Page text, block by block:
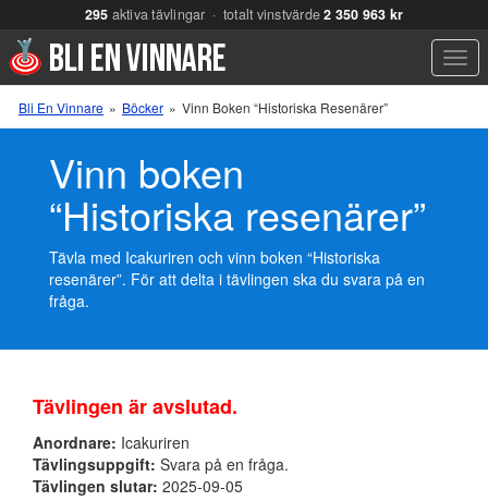
295 aktiva tävlingar · totalt vinstvärde2 350 963 kr
Bli En Vinnare » Böcker » Vinn Boken “Historiska Resenärer”
Vinn boken
“Historiska resenärer”
Tävla med Icakuriren och vinn boken “Historiska
resenärer”. För att delta i tävlingen ska du svara på en
fråga.
Tävlingen är avslutad.
Anordnare: Icakuriren
Tävlingsuppgift: Svara på en fråga.
Tävlingen slutar: 2025-09-05